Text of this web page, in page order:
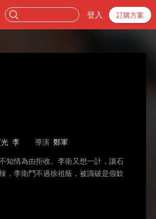
登入 訂購方案
李 導演 鄭軍
知情為由拒收。李衛又想一計，讓石
，李衛鬥不過徐祖蔭，被識破是假欽